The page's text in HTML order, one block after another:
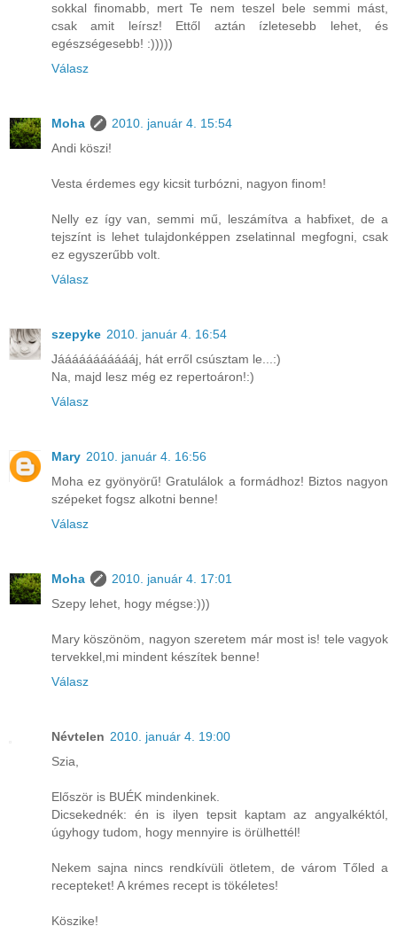
sokkal finomabb, mert Te nem teszel bele semmi mást,
csak amit leírsz! Ettől aztán ízletesebb lehet, és
egészségesebb! :)))))
Válasz
Moha
2010. január 4. 15:54
Andi köszi!
Vesta érdemes egy kicsit turbózni, nagyon finom!
Nelly ez így van, semmi mű, leszámítva a habfixet, de a
tejszínt is lehet tulajdonképpen zselatinnal megfogni, csak
ez egyszerűbb volt.
Válasz
szepyke 2010. január 4. 16:54
Jáááááááááááj, hát erről csúsztam le...:)
Na, majd lesz még ez repertoáron!:)
Válasz
Mary 2010. január 4. 16:56
Moha ez gyönyörű! Gratulálok a formádhoz! Biztos nagyon
szépeket fogsz alkotni benne!
Válasz
Moha
2010. január 4. 17:01
Szepy lehet, hogy mégse:)))
Mary köszönöm, nagyon szeretem már most is! tele vagyok
tervekkel,mi mindent készítek benne!
Válasz
Névtelen 2010. január 4. 19:00
Szia,
Először is BUÉK mindenkinek.
Dicsekednék: én is ilyen tepsit kaptam az angyalkéktól,
úgyhogy tudom, hogy mennyire is örülhettél!
Nekem sajna nincs rendkívüli ötletem, de várom Tőled a
recepteket! A krémes recept is tökéletes!
Köszike!